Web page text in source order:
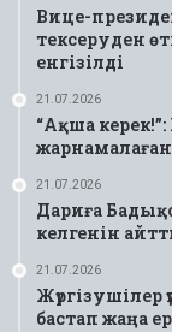
Вице-
тексеруден
енгізілді
21.07.2026
“Ақша керек!”:
жарнамалаған
21.07.2026
Дариға
келгенін
21.07.2026
Жүргізушілер
бастап жаңа